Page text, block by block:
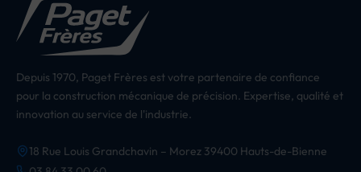
Depuis 1970, Paget Frères est votre partenaire de confiance
pour la construction mécanique de précision. Expertise, qualité et
innovation au service de l'industrie.
18 Rue Louis Grandchavin – Morez 39400 Hauts-de-Bienne